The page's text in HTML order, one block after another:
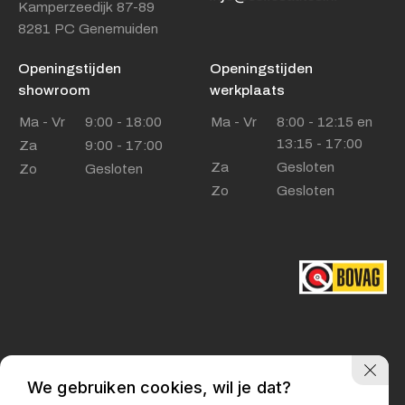
Adres
Kamperzeedijk 87-89
8281 PC Genemuiden
Openingstijden showroom
Ma - Vr
9:00 - 18:00
Za
9:00 - 17:00
Kamperzeedijk 87-89
8281 PC Genemuiden
Openingstijden
showroom
Ma - Vr
9:00 - 18:00
Za
9:00 - 17:00
Zo
Gesloten
Openingstijden
werkplaats
Ma - Vr
8:00 - 12:15 en
13:15 - 17:00
Za
Gesloten
Zo
Gesloten
Privacy policy
We gebruiken cookies, wil je dat?